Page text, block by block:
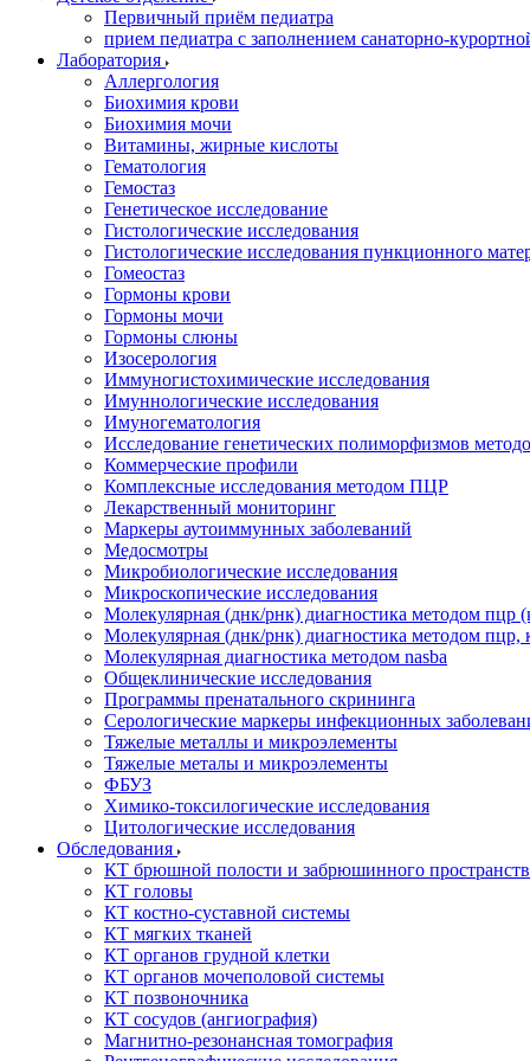
Первичный приём педиатра
прием педиатра с заполнением санаторно-
Лаборатория
Аллергология
Биохимия крови
Биохимия мочи
Витамины, жирные кислоты
Гематология
Гемостаз
Генетическое исследование
Гистологические исследования
Гистологические исследования пункционного
Гомеостаз
Гормоны крови
Гормоны мочи
Гормоны слюны
Изосерология
Иммуногистохимические исследования
Имуннологические исследования
Имуногематология
Исследование генетических полиморфизмов
Коммерческие профили
Комплексные исследования методом ПЦР
Лекарственный мониторинг
Маркеры аутоиммунных заболеваний
Медосмотры
Микробиологические исследования
Микроскопические исследования
Молекулярная (днк/рнк) диагностика методом пцр
Молекулярная (днк/рнк) диагностика методом пцр,
Молекулярная диагностика методом nasba
Общеклинические исследования
Программы пренатального скрининга
Серологические маркеры инфекционных
Тяжелые металлы и микроэлементы
Тяжелые металы и микроэлементы
ФБУЗ
Химико-токсилогические исследования
Цитологические исследования
Обследования
КТ брюшной полости и забрюшинного
КТ головы
КТ костно-суставной системы
КТ мягких тканей
КТ органов грудной клетки
КТ органов мочеполовой системы
КТ позвоночника
КТ сосудов (ангиография)
Магнитно-резонансная томография